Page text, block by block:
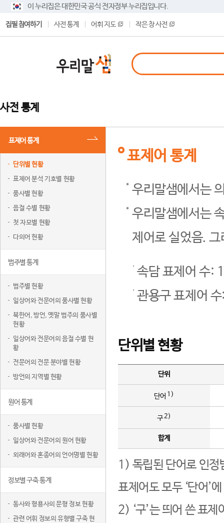
이 누리집은 대한민국 공식 전자정부 누리집입니다.
집필 참여하기 사전 통계 어휘 지도 작은 창 사전
사전 통계
표제어 통계
단위별 현황
표제어 분석 기호별 현황
품사별 현황
음절 수별 현황
첫 자모별 현황
다의어 현황
범주별 통계
범주별 현황
일상어와 전문어의 품사별 현황
북한어, 방언, 옛말 범주의 품사별
현황
일상어와 전문어의 음절 수별 현
황
전문어의 전문 분야별 현황
방언의 지역별 현황
원어 통계
품사별 현황
일상어와 전문어의 원어 현황
외래어와 혼종어의 언어명별 현황
정보별 구축 통계
동사와 형용사의 문형 정보 현황
관련 어휘 정보의 유형별 구축 현
표제어 통계
우리말샘에서는
우리말샘에서는
제어로 실었음.
속담 표제어 수:
관용구 표제어
단위별 현황
단위
단어 1)
구2)
합계
1) 독립된 단어로 인정
표제어도 모두 ‘단어’
2) ‘구’는 띄어 쓴 표